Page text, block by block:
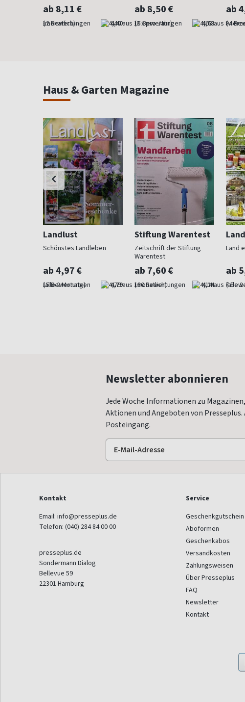
ab 8,11 €
(monatlich) 4,40
ab 8,50 €
(8 x pro Jahr) 4,63
ab
Haus & Garten Magazine
Landlust
Schönstes Landleben
ab 4,97 €
(alle 2 Monate) 4,79
Stiftung Warentest
Zeitschrift der Stiftung
Warentest
ab 7,60 €
(monatlich) 4,14
Land
ab
(alle
Newsletter abonnieren
Jede Woche Informationen zu
Aktionen und Angeboten von
Posteingang.
Kontakt
Email: info@presseplus.de
Telefon: (040) 284 84 00 00
presseplus.de
Sondermann Dialog
Bellevue 59
22301 Hamburg
Service
Geschenkgutschein
Aboformen
Geschenkabos
Versandkosten
Zahlungsweisen
Über Presseplus
FAQ
Newsletter
Kontakt